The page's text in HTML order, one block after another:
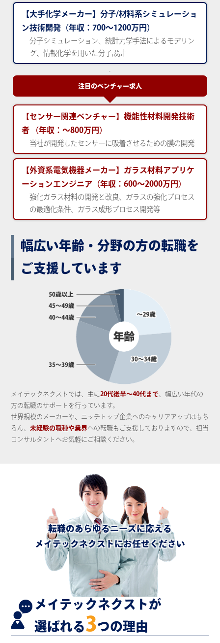
【大手化学メーカー】分子/材料系シミュレーショ
ン技術開発（年収：700～1200万円）
分子シミュレーション、統計力学手法によるモデリン
グ、情報化学を用いた分子設計
注目のベンチャー求人
【センサー関連ベンチャー】機能性材料開発技術
者
（年収：～800万円）
当社が開発したセンサーに吸着させるための膜の開発
【外資系電気機器メーカー】ガラス材料アプリケ
ーションエンジニア（年収：600～2000万円）
強化ガラス材料の開発と改良、ガラスの強化プロセス
の最適化条件、ガラス成形プロセス開発等
幅広い年齢・分野の方の転職を
ご支援しています
メイテックネクストでは、主に20代後半～40代まで、幅広い年代の
方の転職のサポートを行っています。
世界規模のメーカーや、ニッチトップ企業へのキャリアアップはもち
ろん、未経験の職種や業界への転職もご支援しておりますので、担当
コンサルタントへお気軽にご相談ください。
転職のあらゆるニーズに応える
メイテックネクストにお任せください
メイテックネクストが
選ばれる3つの理由